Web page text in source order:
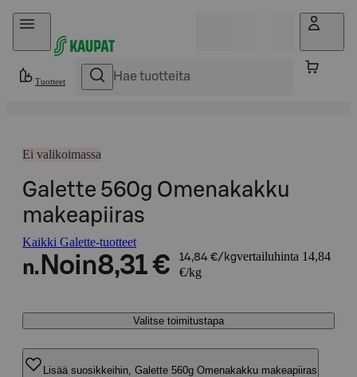
Hyppää sisältöön
Tuotteet
Ei valikoimassa
Galette 560g Omenakakku
makeapiiras
Kaikki Galette-tuotteet
n. Noin8,31 € 14,84 €/kgvertailuhinta 14,84
€/kg
Valitse toimitustapa
Lisää suosikkeihin, Galette 560g Omenakakku makeapiiras